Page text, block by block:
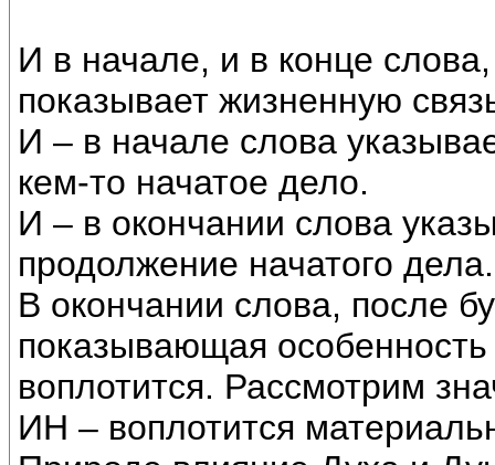
И в начале, и в конце
показывает жизненную
И – в начале слова
кем-то начатое дело.
И – в окончании слова
продолжение начатого дела.
В окончании слова, после
показывающая
воплотится. Рассмотрим
ИН – воплотится